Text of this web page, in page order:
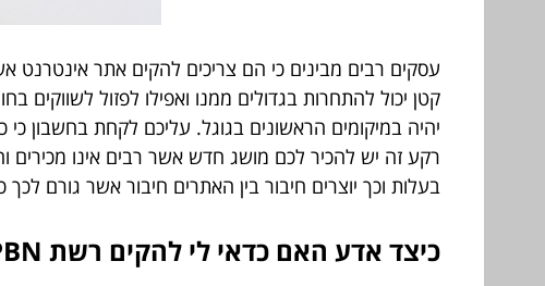
עסקים רבים מבינים כי הם צריכים להקים אתר
קטן יכול להתחרות בגדולים ממנו ואפילו לפזול
יהיה במיקומים הראשונים בגוגל. עליכם לקחת בחשבון
בעלות וכך יוצרים חיבור בין האתרים חיבור אשר גורם
כיצד אדע האם כדאי לי להקים רשת PBN?